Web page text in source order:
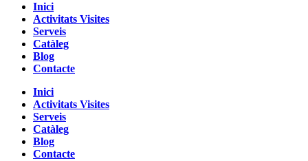
Inici
Activitats Visites
Serveis
Catàleg
Blog
Contacte
Inici
Activitats Visites
Serveis
Catàleg
Blog
Contacte